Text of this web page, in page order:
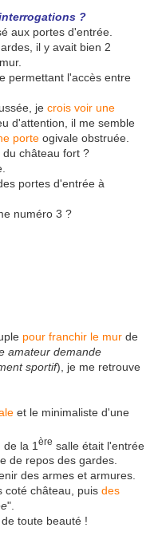
?
aux portes d'entrée.
il y avait bien 2
permettant l'accès entre
je crois voir une
d'attention, il me semble
porte ogivale obstruée.
château fort ?
portes d'entrée à
numéro 3 ?
pour franchir le mur de
amateur demande
sportif), je me retrouve
et le minimaliste d'une
la 1 ère salle était l'entrée
de repos des gardes.
des armes et armures.
coté château, puis des
".
toute beauté !